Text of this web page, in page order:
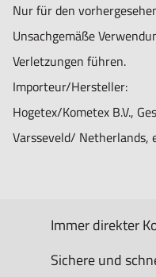
Nur für den
Unsachgemäße
Verletzungen führen.
Importeur/Hersteller:
Hogetex/Kometex B.V.,
Varsseveld/ Netherlands,
Immer direkter
Sichere und